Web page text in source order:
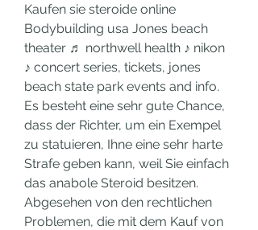
Kaufen sie steroide online
Bodybuilding usa Jones beach
theater ♬ northwell health ♪ nikon
♪ concert series, tickets, jones
beach state park events and info.
Es besteht eine sehr gute Chance,
dass der Richter, um ein Exempel
zu statuieren, Ihne eine sehr harte
Strafe geben kann, weil Sie einfach
das anabole Steroid besitzen.
Abgesehen von den rechtlichen
Problemen, die mit dem Kauf von